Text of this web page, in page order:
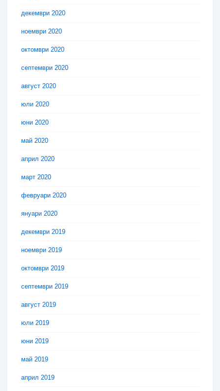
декември 2020
ноември 2020
октомври 2020
септември 2020
август 2020
юли 2020
юни 2020
май 2020
април 2020
март 2020
февруари 2020
януари 2020
декември 2019
ноември 2019
октомври 2019
септември 2019
август 2019
юли 2019
юни 2019
май 2019
април 2019